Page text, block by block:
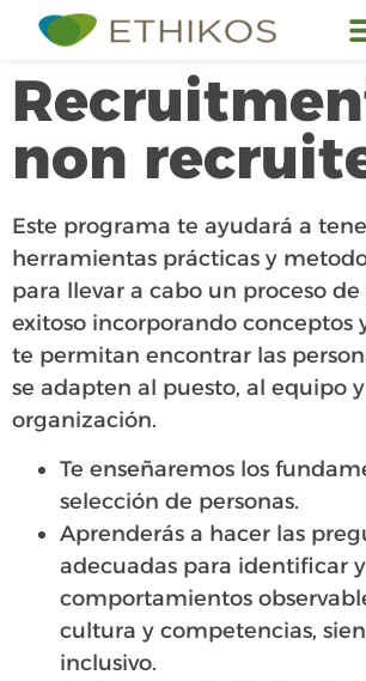
non
Este programa te ayudará a
herramientas prácticas y
para llevar a cabo un proceso de
exitoso incorporando conceptos
te permitan encontrar las
se adapten al puesto, al equipo
organización.
Te enseñaremos los
selección de personas.
Aprenderás a hacer las
adecuadas para identificar
comportamientos
cultura y competencias,
inclusivo.